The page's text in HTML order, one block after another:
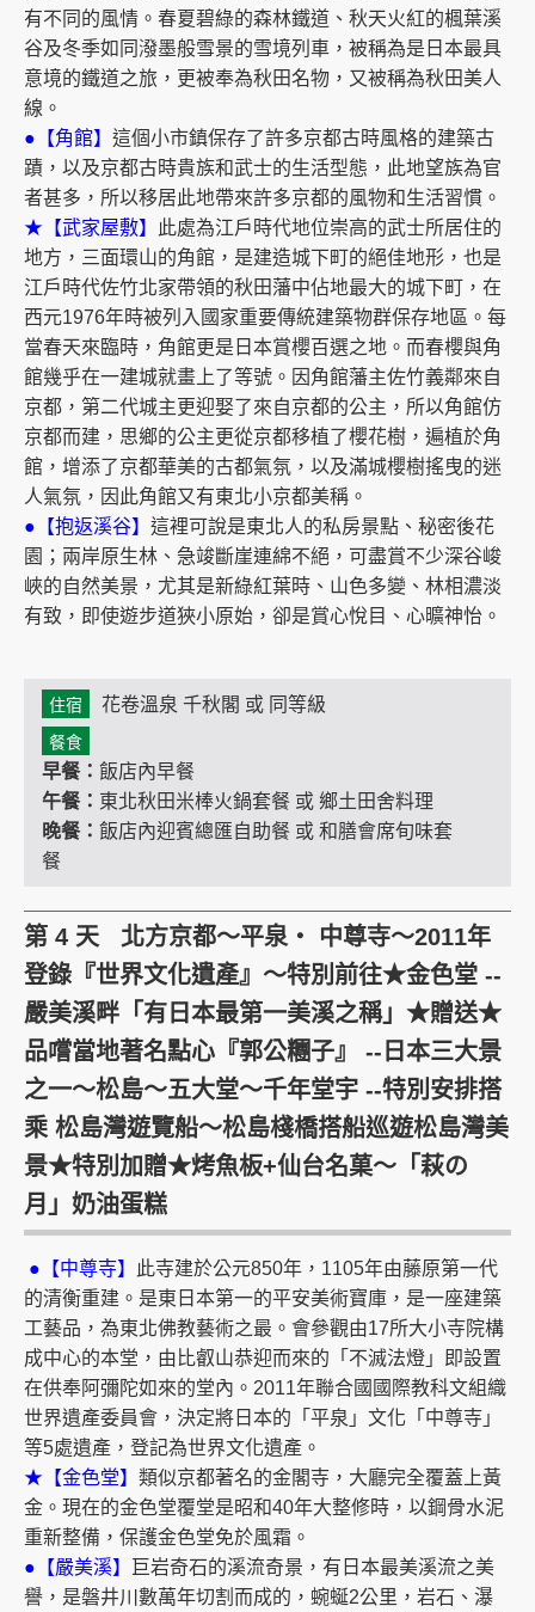
有不同的風情。春夏碧綠的森林鐵道、秋天火紅的楓葉溪
谷及冬季如同潑墨般雪景的雪境列車，被稱為是日本最具
意境的鐵道之旅，更被奉為秋田名物，又被稱為秋田美人
線。
●【角館】 這個小市鎮保存了許多京都古時風格的建築古
蹟，以及京都古時貴族和武士的生活型態，此地望族為官
者甚多，所以移居此地帶來許多京都的風物和生活習慣。
★【武家屋敷】
此處為江戶時代地位崇高的武士所居住的
地方，三面環山的角館，是建造城下町的絕佳地形，也是
江戶時代佐竹北家帶領的秋田藩中佔地最大的城下町，在
西元1976年時被列入國家重要傳統建築物群保存地區。每
當春天來臨時，角館更是日本賞櫻百選之地。而春櫻與角
館幾乎在一建城就畫上了等號。因角館藩主佐竹義鄰來自
京都，第二代城主更迎娶了來自京都的公主，所以角館仿
京都而建，思鄉的公主更從京都移植了櫻花樹，遍植於角
館，增添了京都華美的古都氣氛，以及滿城櫻樹搖曳的迷
人氣氛，因此角館又有東北小京都美稱。
●【抱返溪谷】 這裡可說是東北人的私房景點、秘密後花
園；兩岸原生林、急竣斷崖連綿不絕，可盡賞不少深谷峻
峽的自然美景，尤其是新綠紅葉時、山色多變、林相濃淡
有致，即使遊步道狹小原始，卻是賞心悅目、心曠神怡。
住宿 花卷溫泉 千秋閣 或 同等級
餐食
早餐： 飯店內早餐
午餐： 東北秋田米棒火鍋套餐 或 鄉土田舍料理
晚餐： 飯店內迎賓總匯自助餐 或 和膳會席旬味套
餐
第 4 天 北方京都～平泉‧ 中尊寺～2011年
登錄『世界文化遺產』～特別前往★金色堂 --
嚴美溪畔「有日本最第一美溪之稱」★贈送★
品嚐當地著名點心『郭公糰子』 --日本三大景
之一～松島～五大堂～千年堂宇 --特別安排搭
乘 松島灣遊覽船～松島棧橋搭船巡遊松島灣美
景★特別加贈★烤魚板+仙台名菓～「萩の
月」奶油蛋糕
●【中尊寺】
此寺建於公元850年，1105年由藤原第一代
的清衡重建。是東日本第一的平安美術寶庫，是一座建築
工藝品，為東北佛教藝術之最。會參觀由17所大小寺院構
成中心的本堂，由比叡山恭迎而來的「不滅法燈」即設置
在供奉阿彌陀如來的堂內。2011年聯合國國際教科文組織
世界遺產委員會，決定將日本的「平泉」文化「中尊寺」
等5處遺產，登記為世界文化遺產。
★【金色堂】 類似京都著名的金閣寺，大廳完全覆蓋上黃
金。現在的金色堂覆堂是昭和40年大整修時，以鋼骨水泥
重新整備，保護金色堂免於風霜。
●【嚴美溪】 巨岩奇石的溪流奇景，有日本最美溪流之美
譽，是磐井川數萬年切割而成的，蜿蜒2公里，岩石、瀑